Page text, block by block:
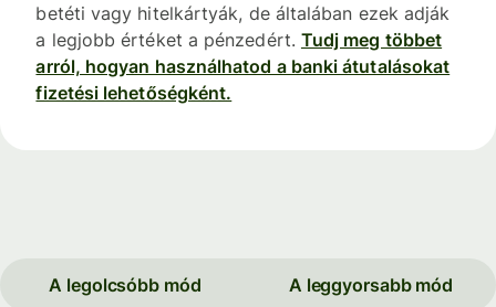
betéti vagy hitelkártyák, de általában ezek adják
a legjobb értéket a pénzedért. Tudj meg többet
arról, hogyan használhatod a banki átutalásokat
fizetési lehetőségként.
A legolcsóbb mód A leggyorsabb mód